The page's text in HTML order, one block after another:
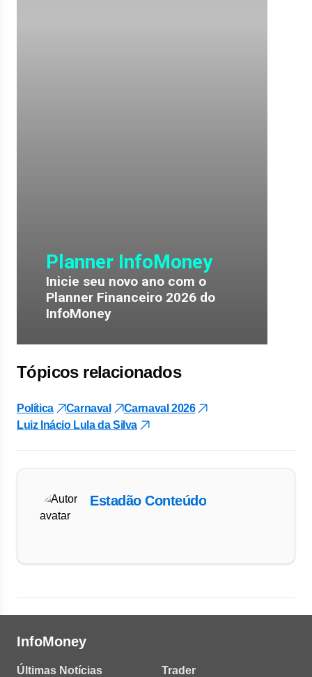
Tópicos relacionados
Política Carnaval
Carnaval 2026
Luiz Inácio Lula da Silva
Estadão Conteúdo
InfoMoney
Últimas Notícias Trader